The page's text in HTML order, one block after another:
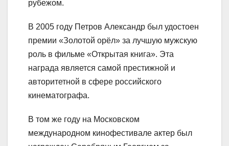
рубежом.
В 2005 году Петров Александр был удостоен
премии «Золотой орёл» за лучшую мужскую
роль в фильме «Открытая книга». Эта
награда является самой престижной и
авторитетной в сфере российского
кинематографа.
В том же году на Московском
международном кинофестивале актер был